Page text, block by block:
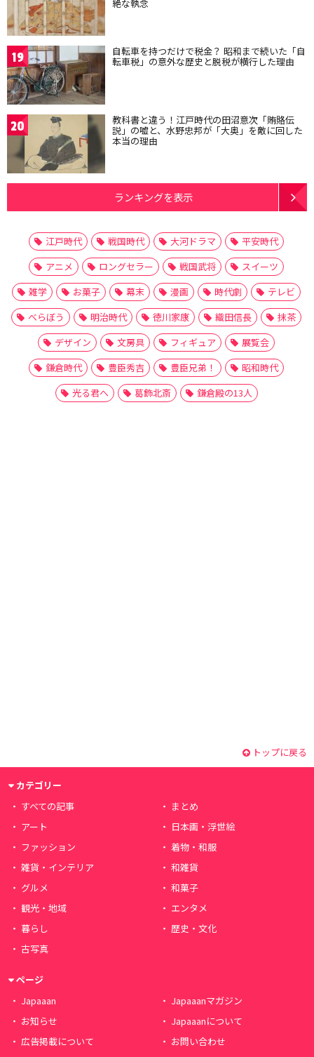
絶な執念
19 自転車を持つだけで税金？ 昭和まで続いた「自
転車税」の意外な歴史と脱税が横行した理由
20 教科書と違う！江戸時代の田沼意次「賄賂伝
説」の嘘と、水野忠邦が「大奥」を敵に回した
本当の理由
ランキングを表示
江戸時代 戦国時代 大河ドラマ
平安時代
アニメ
ロングセラー 戦国武将
スイーツ
雑学
お菓子 幕末 漫画 時代劇
テレビ
べらぼう
明治時代 徳川家康 織田信長
抹茶
デザイン
文房具 フィギュア
展覧会
鎌倉時代
豊臣秀吉 豊臣兄弟！
昭和時代
光る君へ
葛飾北斎 鎌倉殿の13人
トップに戻る
カテゴリー
すべての記事
まとめ
アート
日本画・浮世絵
ファッション
着物・和服
雑貨・インテリア
和雑貨
グルメ
和菓子
観光・地域
エンタメ
暮らし
歴史・文化
古写真
ページ
Japaaan
Japaaanマガジン
お知らせ
Japaaanについて
広告掲載について
お問い合わせ